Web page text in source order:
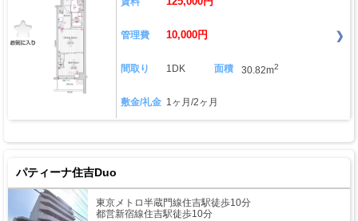
管理費 10,000円
間取り 1DK 面積 30.82m2
敷金/礼金 1ヶ月/2ヶ月
パティーナ住吉Duo
東京メトロ半蔵門線住吉駅徒歩10分
都営新宿線住吉駅徒歩10分